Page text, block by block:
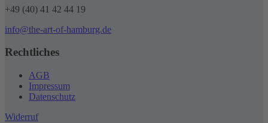
+49 (40) 41 42 44 19
info@the-art-of-hamburg.de
Rechtliches
AGB
Impressum
Datenschutz
Widerruf